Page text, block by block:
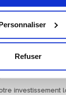
Refuser
LES
sont respectées, le
avantages,
un atout dans
en Censi-
investissement